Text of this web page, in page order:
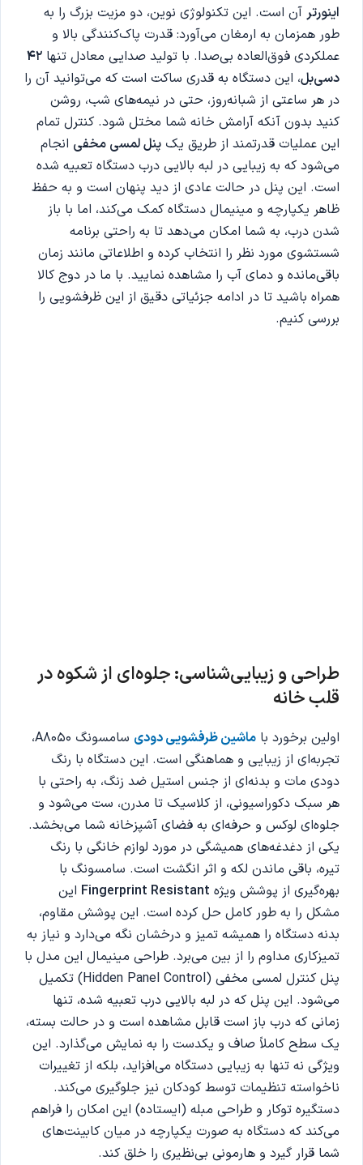
اینورتر آن است. این تکنولوژی نوین، دو مزیت بزرگ را به
طور همزمان به ارمغان می‌آورد: قدرت پاک‌کنندگی بالا و
عملکردی فوق‌العاده بی‌صدا. با تولید صدایی معادل تنها 42
دسی‌بل، این دستگاه به قدری ساکت است که می‌توانید آن را
در هر ساعتی از شبانه‌روز، حتی در نیمه‌های شب، روشن
کنید بدون آنکه آرامش خانه شما مختل شود. کنترل تمام
این عملیات قدرتمند از طریق یک پنل لمسی مخفی انجام
می‌شود که به زیبایی در لبه بالایی درب دستگاه تعبیه شده
است. این پنل در حالت عادی از دید پنهان است و به حفظ
ظاهر یکپارچه و مینیمال دستگاه کمک می‌کند، اما با باز
شدن درب، به شما امکان می‌دهد تا به راحتی برنامه
شستشوی مورد نظر را انتخاب کرده و اطلاعاتی مانند زمان
باقی‌مانده و دمای آب را مشاهده نمایید. با ما در دوج کالا
همراه باشید تا در ادامه جزئیاتی دقیق از این ظرفشویی را
بررسی کنیم.
طراحی و زیبایی‌شناسی: جلوه‌ای از شکوه در
قلب خانه
اولین برخورد با ماشین ظرفشویی دودی
سامسونگ A8050،
تجربه‌ای از زیبایی و هماهنگی است. این دستگاه با رنگ
دودی مات و بدنه‌ای از جنس استیل ضد زنگ، به راحتی با
هر سبک دکوراسیونی، از کلاسیک تا مدرن، ست می‌شود و
جلوه‌ای لوکس و حرفه‌ای به فضای آشپزخانه شما می‌بخشد.
یکی از دغدغه‌های همیشگی در مورد لوازم خانگی با رنگ
تیره، باقی ماندن لکه و اثر انگشت است. سامسونگ با
بهره‌گیری از پوشش ویژه Fingerprint Resistant این
مشکل را به طور کامل حل کرده است. این پوشش مقاوم،
بدنه دستگاه را همیشه تمیز و درخشان نگه می‌دارد و نیاز به
تمیزکاری مداوم را از بین می‌برد. طراحی مینیمال این مدل با
پنل کنترل لمسی مخفی (Hidden Panel Control) تکمیل
می‌شود. این پنل که در لبه بالایی درب تعبیه شده، تنها
زمانی که درب باز است قابل مشاهده است و در حالت بسته،
یک سطح کاملاً صاف و یکدست را به نمایش می‌گذارد. این
ویژگی نه تنها به زیبایی دستگاه می‌افزاید، بلکه از تغییرات
ناخواسته تنظیمات توسط کودکان نیز جلوگیری می‌کند.
دستگیره توکار و طراحی مبله (ایستاده) این امکان را فراهم
می‌کند که دستگاه به صورت یکپارچه در میان کابینت‌های
شما قرار گیرد و هارمونی بی‌نظیری را خلق کند.